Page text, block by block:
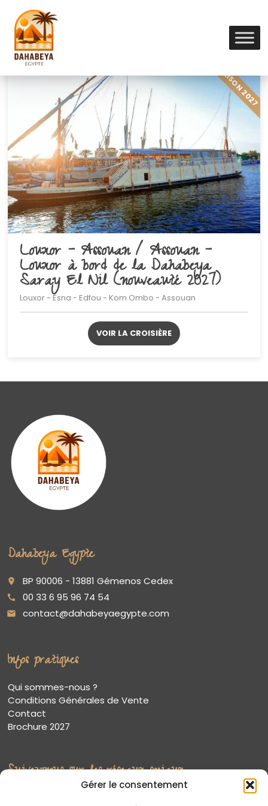
Gérer le consentement
Nil
SAISON 2027
Louxor – Assouan / Assouan –
Louxor à bord de la Dahabeya
Saray El Nil (nouveauté 2027)
Louxor - Esna - Edfou - Kom Ombo - Assouan
VOIR LA CROISIÈRE
Dahabeya Egypte
place BP 90006 - 13881 Gémenos Cedex
call 00 33 6 95 96 74 54
email contact@dahabeyaegypte.com
Infos pratiques
Qui sommes-nous ?
Conditions Générales de Vente
Contact
Brochure 2027
Suivez-nous sur les réseaux sociaux